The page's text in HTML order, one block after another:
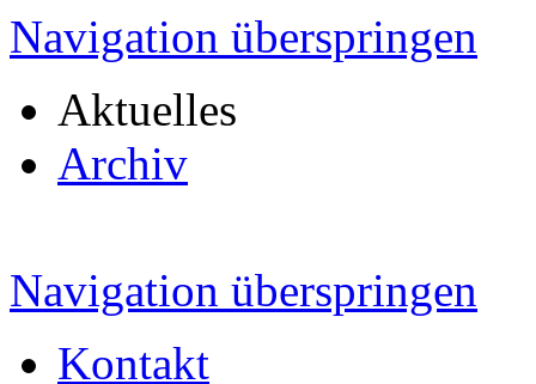
Navigation überspringen
Aktuelles
Archiv
Navigation überspringen
Kontakt